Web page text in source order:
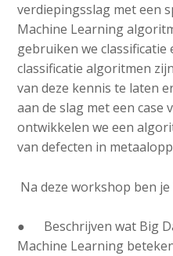
verdiepingsslag met een
Machine Learning
gebruiken we classificatie
classificatie algoritmen
van deze kennis te laten
aan de slag met een case
ontwikkelen we een
van defecten in
Na deze workshop ben
● Beschrijven wat Big
Machine Learning